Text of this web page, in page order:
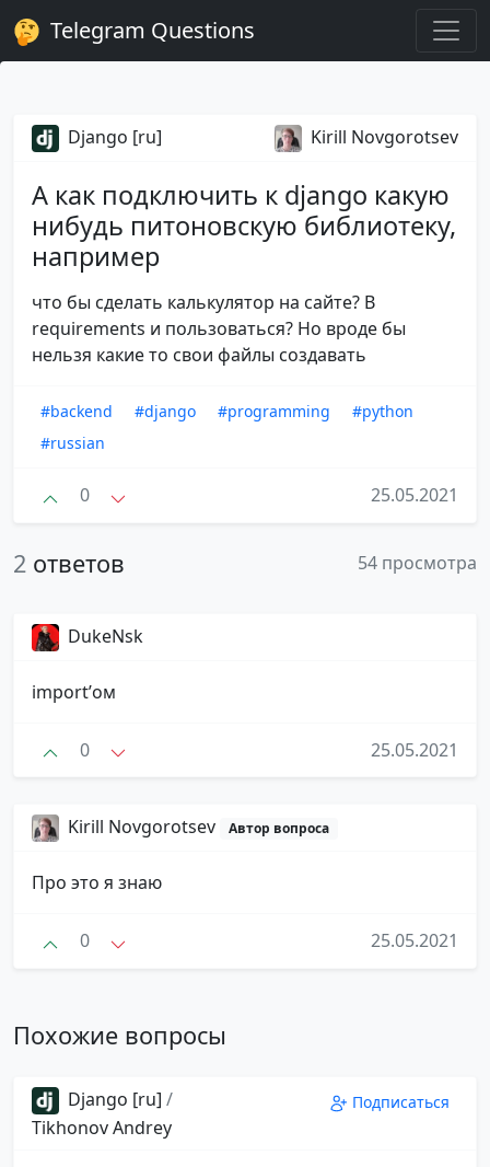
Telegram Questions
Django [ru] Kirill Novgorotsev
А как подключить к django какую
нибудь питоновскую библиотеку,
например
что бы сделать калькулятор на сайте? В
requirements и пользоваться? Но вроде бы
нельзя какие то свои файлы создавать
#backend #django #programming
#python
#russian
0 25.05.2021
2 ответов 54 просмотра
DukeNsk
import’ом
0 25.05.2021
Kirill Novgorotsev Автор вопроса
Про это я знаю
0 25.05.2021
Похожие вопросы
Django [ru] /
Tikhonov Andrey
Подписаться